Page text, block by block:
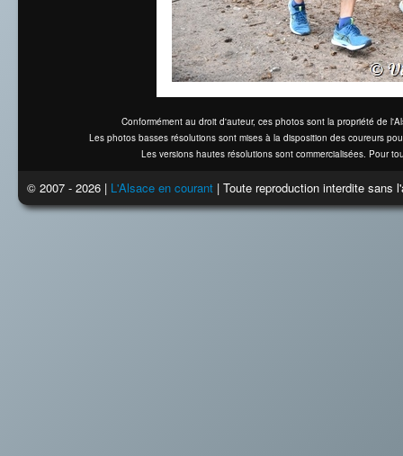
Conformément au droit d'auteur, ces photos sont la propriété de
Les photos basses résolutions sont mises à la disposition des coureurs
Les versions hautes résolutions sont commercialisées. Pour
© 2007 - 2026 | L'Alsace en courant | Toute reproduction interdite sans